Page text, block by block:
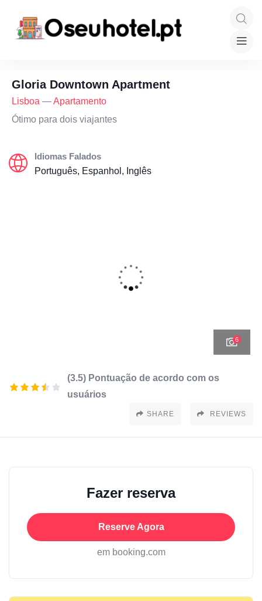
Gloria Downtown Apartment
Lisboa —Apartamento
Ótimo para dois viajantes
Idiomas Falados
Português, Espanhol, Inglês
6
(3.5) Pontuação de acordo com os
usuários
SHARE REVIEWS
Fazer reserva
Reserve Agora
em booking.com